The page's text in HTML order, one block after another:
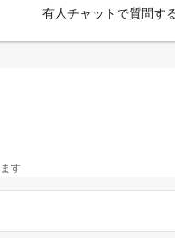
有人チャットで質問す
す